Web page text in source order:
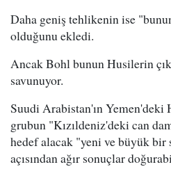
Daha geniş tehlikenin ise
olduğunu ekledi.
Ancak Bohl bunun Husilerin
savunuyor.
Suudi Arabistan'ın Yemen'deki
grubun "Kızıldeniz'deki can
hedef alacak "yeni ve büyük bir
açısından ağır sonuçlar